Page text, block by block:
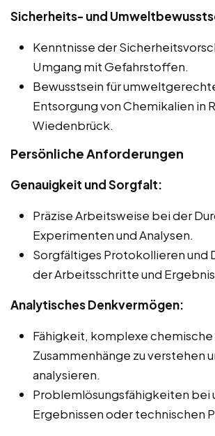
Sicherheits- und
Kenntnisse der
Umgang mit Gefahrstoffen.
Bewusstsein für
Entsorgung von Chemikalien in
Wiedenbrück.
Persönliche Anforderungen
Genauigkeit und Sorgfalt:
Präzise Arbeitsweise bei der
Experimenten und Analysen.
Sorgfältiges Protokollieren und
der Arbeitsschritte und
Analytisches Denkvermögen:
Fähigkeit, komplexe chemische
Zusammenhänge zu verstehen
analysieren.
Problemlösungsfähigkeiten bei
Ergebnissen oder technischen